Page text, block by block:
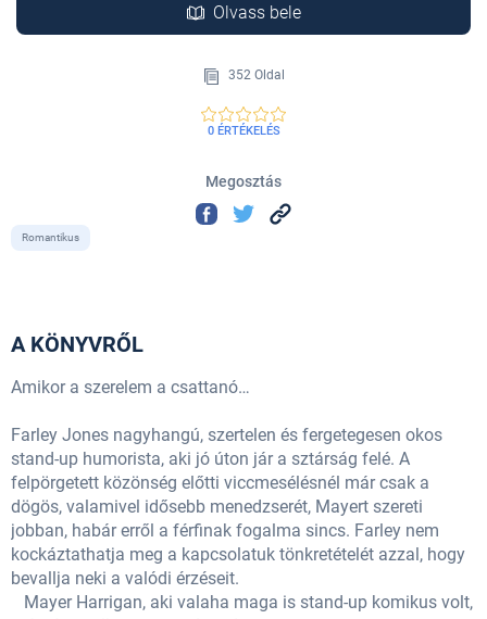
Olvass bele
352 Oldal
0 ÉRTÉKELÉS
Megosztás
Romantikus
A KÖNYVRŐL
Amikor a szerelem a csattanó…
Farley Jones nagyhangú, szertelen és fergetegesen okos
stand-up humorista, aki jó úton jár a sztárság felé. A
felpörgetett közönség előtti viccmesélésnél már csak a
dögös, valamivel idősebb menedzserét, Mayert szereti
jobban, habár erről a férfinak fogalma sincs. Farley nem
kockáztathatja meg a kapcsolatuk tönkretételét azzal, hogy
bevallja neki a valódi érzéseit.
Mayer Harrigan, aki valaha maga is stand-up komikus volt,